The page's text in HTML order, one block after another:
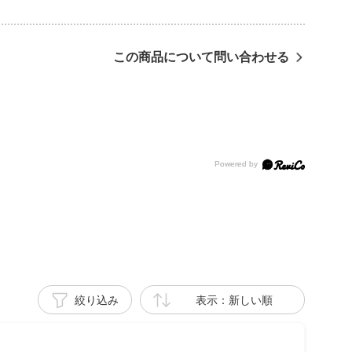
この商品について問い合わせる
絞り込み 表示：新しい順